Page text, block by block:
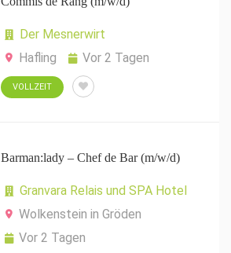
Der Mesnerwirt
Hafling
Vor 2 Tagen
VOLLZEIT
Barman:lady – Chef de Bar (m/w/d)
Granvara Relais und SPA Hotel
Wolkenstein in Gröden
Vor 2 Tagen